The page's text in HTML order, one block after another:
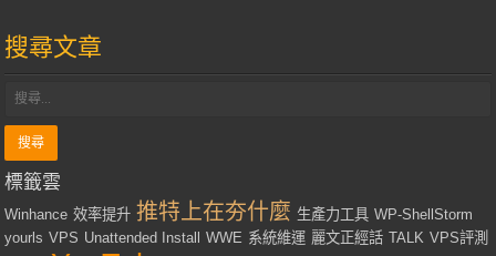
搜尋文章
標籤雲
Winhance 效率提升 推特上在夯什麼 生產力工具 WP-ShellStorm
yourls VPS Unattended Install WWE 系統維運 麗文正經話 TALK VPS評測